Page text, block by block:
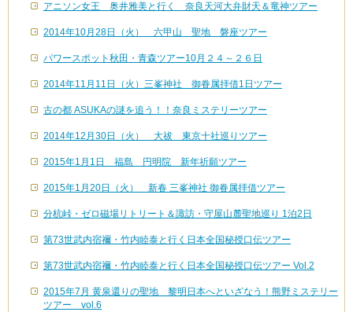
アニソン女王 奥井雅美と行く 奈良天河大弁財天＆竜神ツアー
2014年10月28日（火） 六甲山 聖地 磐座ツアー
パワースポット秋田・青森ツアー10月２４～２６日
2014年11月11日（火）三峯神社 御眷属拝借1日ツアー
古の都 ASUKAの謎を追う！！奈良ミステリーツアー
2014年12月30日（火） 大祓 東京十社巡りツアー
2015年1月1日 福島 円明院 新年祈願ツアー
2015年1月20日（火） 新春 三峯神社 御眷属拝借ツアー
分杭峠・ゼロ磁場リトリート＆諏訪・守屋山麓聖地巡り 1泊2日
第73世武内宿禰・竹内睦泰と行く日本全国秘授口伝ツアー
第73世武内宿禰・竹内睦泰と行く日本全国秘授口伝ツアー Vol.2
2015年7月 黄泉還りの聖地 黎明日本へといざなう！熊野ミステリー
ツアー vol.6